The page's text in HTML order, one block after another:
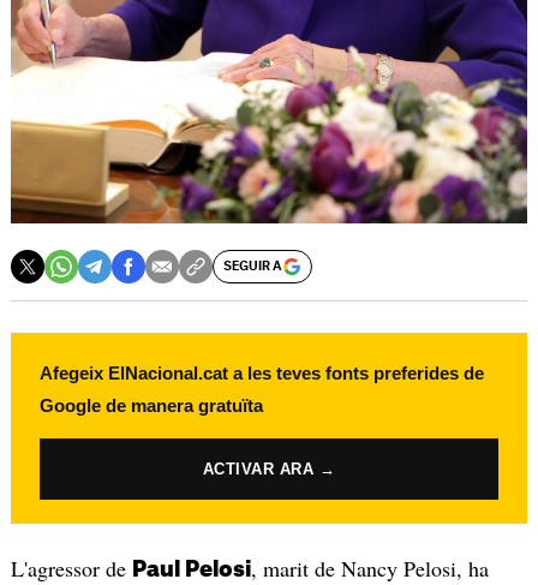
SEGUIR A
Afegeix ElNacional.cat a les teves fonts preferides de
Google de manera gratuïta
ACTIVAR ARA →
L'agressor de Paul Pelosi, marit de Nancy Pelosi, ha